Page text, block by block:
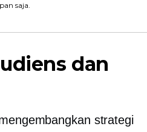
saja.
dan
strategi